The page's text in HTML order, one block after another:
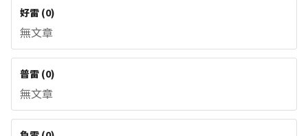
好雷 (0)
無文章
普雷 (0)
無文章